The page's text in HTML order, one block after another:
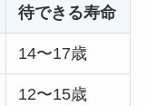
待できる寿命
14〜17歳
12〜15歳